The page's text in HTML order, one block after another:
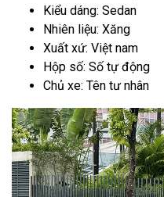
Kiểu dáng: Sedan
Nhiên liệu: Xăng
Xuất xứ: Việt nam
Hộp số: Số tự động
Chủ xe: Tên tư nhân